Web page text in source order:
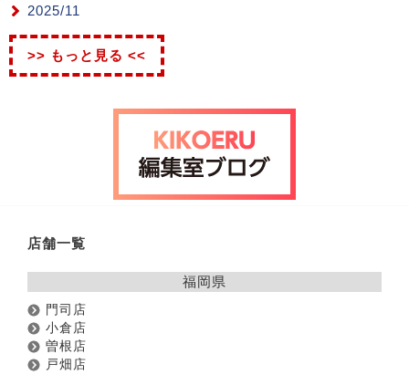
2025/11
>> もっと見る <<
店舗一覧
福岡県
門司店
小倉店
曽根店
戸畑店